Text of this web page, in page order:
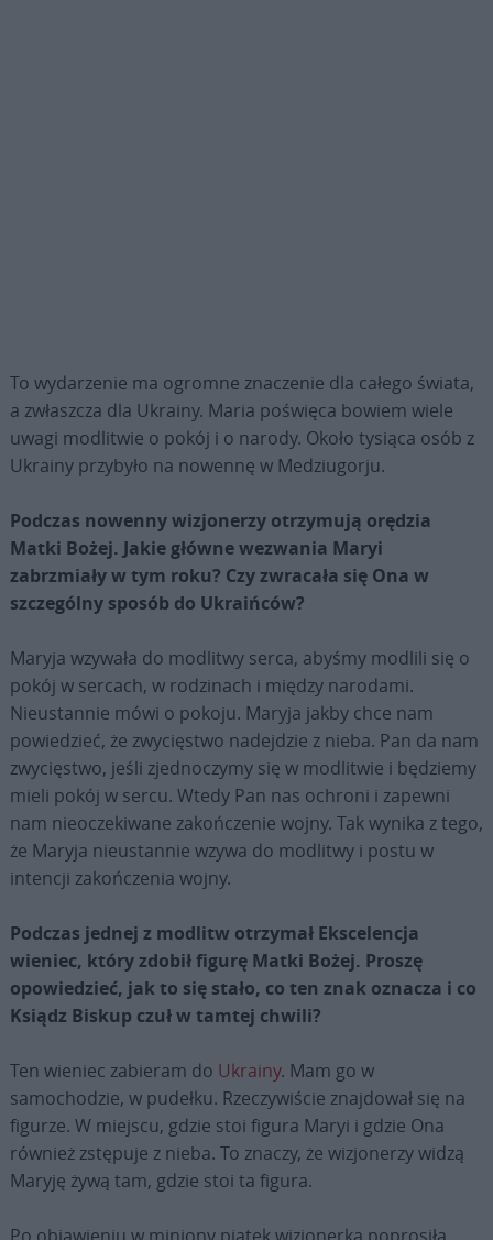
To wydarzenie ma ogromne znaczenie dla całego świata,
a zwłaszcza dla Ukrainy. Maria poświęca bowiem wiele
uwagi modlitwie o pokój i o narody. Około tysiąca osób z
Ukrainy przybyło na nowennę w Medziugorju.
Podczas nowenny wizjonerzy otrzymują orędzia
Matki Bożej. Jakie główne wezwania Maryi
zabrzmiały w tym roku? Czy zwracała się Ona w
szczególny sposób do Ukraińców?
Maryja wzywała do modlitwy serca, abyśmy modlili się o
pokój w sercach, w rodzinach i między narodami.
Nieustannie mówi o pokoju. Maryja jakby chce nam
powiedzieć, że zwycięstwo nadejdzie z nieba. Pan da nam
zwycięstwo, jeśli zjednoczymy się w modlitwie i będziemy
mieli pokój w sercu. Wtedy Pan nas ochroni i zapewni
nam nieoczekiwane zakończenie wojny. Tak wynika z tego,
że Maryja nieustannie wzywa do modlitwy i postu w
intencji zakończenia wojny.
Podczas jednej z modlitw otrzymał Ekscelencja
wieniec, który zdobił figurę Matki Bożej. Proszę
opowiedzieć, jak to się stało, co ten znak oznacza i co
Ksiądz Biskup czuł w tamtej chwili?
Ten wieniec zabieram do Ukrainy. Mam go w
samochodzie, w pudełku. Rzeczywiście znajdował się na
figurze. W miejscu, gdzie stoi figura Maryi i gdzie Ona
również zstępuje z nieba. To znaczy, że wizjonerzy widzą
Maryję żywą tam, gdzie stoi ta figura.
Po objawieniu w miniony piątek wizjonerka poprosiła,